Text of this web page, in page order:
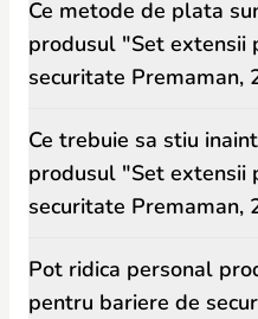
Ce metode de plata
produsul "Set extensii
securitate Premaman,
Ce trebuie sa stiu
produsul "Set extensii
securitate Premaman,
Pot ridica personal
pentru bariere de